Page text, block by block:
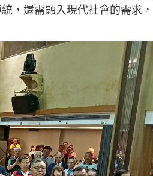
，還需融入現代社會的需求，